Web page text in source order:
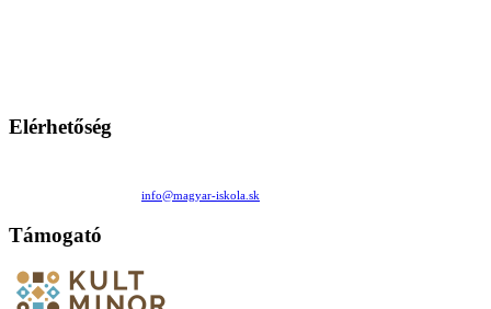
Elérhetőség
info@magyar-iskola.sk
Támogató